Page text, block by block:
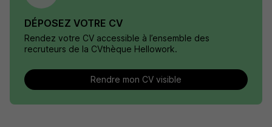
DÉPOSEZ VOTRE CV
Rendez votre CV accessible à l’ensemble des
recruteurs de la CVthèque Hellowork.
Rendre mon CV visible